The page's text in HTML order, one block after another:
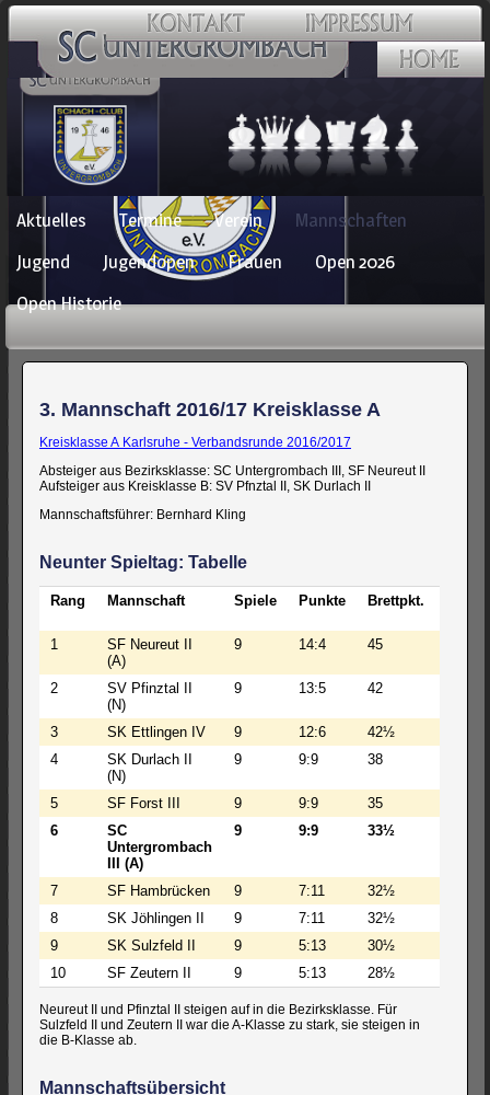
Navigation
überspringen
Aktuelles Termine Verein
Mannschaften
Jugend
Jugendopen Frauen
Open 2026
Open Historie
3. Mannschaft 2016/17 Kreisklasse A
Kreisklasse A Karlsruhe - Verbandsrunde 2016/2017
Absteiger aus Bezirksklasse: SC Untergrombach III, SF Neureut II
Aufsteiger aus Kreisklasse B: SV Pfnztal II, SK Durlach II
Mannschaftsführer: Bernhard Kling
Neunter Spieltag: Tabelle
Rang Mannschaft Spiele Punkte Brettpkt.
1
SF Neureut II
(A)
9 14:4 45
2
SV Pfinztal II
(N)
9 13:5 42
3 SK Ettlingen IV 9 12:6 42½
4
SK Durlach II
(N)
9 9:9 38
5 SF Forst III 9 9:9 35
6
SC
Untergrombach
III (A)
9 9:9 33½
7 SF Hambrücken 9 7:11 32½
8
SK Jöhlingen II 9 7:11 32½
9
SK Sulzfeld II 9 5:13 30½
10
SF Zeutern II 9 5:13 28½
Neureut II und Pfinztal II steigen auf in die Bezirksklasse. Für
Sulzfeld II und Zeutern II war die A-Klasse zu stark, sie steigen in
die B-Klasse ab.
Mannschaftsübersicht